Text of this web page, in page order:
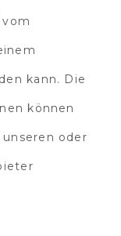
kann. Die
können
oder